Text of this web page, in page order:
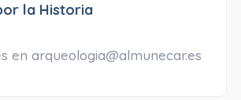
la Historia
en arqueologia@almunecar.es